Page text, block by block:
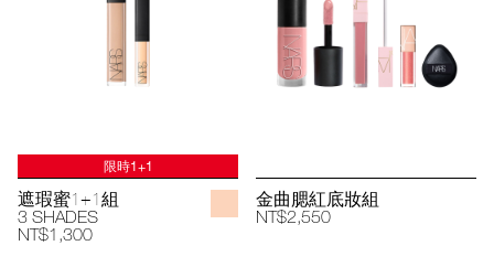
限時1+1
遮瑕蜜1+1組
3 SHADES
NT$1,300
金曲腮紅底妝組
NT$2,550